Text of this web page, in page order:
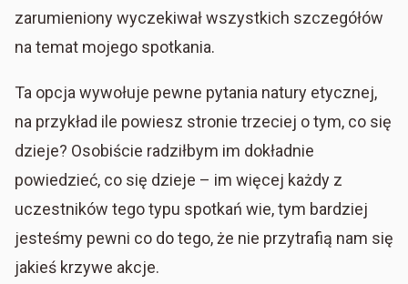
zarumieniony wyczekiwał wszystkich szczegółów
na temat mojego spotkania.
Ta opcja wywołuje pewne pytania natury etycznej,
na przykład ile powiesz stronie trzeciej o tym, co się
dzieje? Osobiście radziłbym im dokładnie
powiedzieć, co się dzieje – im więcej każdy z
uczestników tego typu spotkań wie, tym bardziej
jesteśmy pewni co do tego, że nie przytrafią nam się
jakieś krzywe akcje.